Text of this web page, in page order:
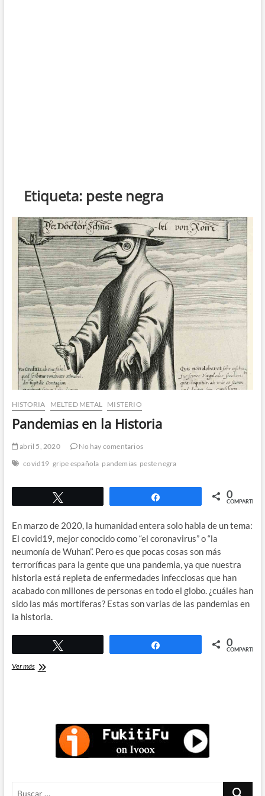
Etiqueta: peste negra
HISTORIA MELTED METAL MISTERIO
Pandemias en la Historia
abril 5, 2020
No hay comentarios
covid19 gripe española pandemias peste negra
0
COMPARTIR
En marzo de 2020, la humanidad entera solo habla de un tema:
El covid19, mejor conocido como “el coronavirus” o “la
neumonía de Wuhan”. Pero es que pocas cosas son más
terroríficas para la gente que una pandemia, ya que nuestra
historia está repleta de enfermedades infecciosas que han
acabado con millones de personas en todo el globo. ¿cuáles han
sido las más mortíferas? Estas son varias de las pandemias en
la historia.
0
COMPARTIR
Ver másPandemias
Buscar